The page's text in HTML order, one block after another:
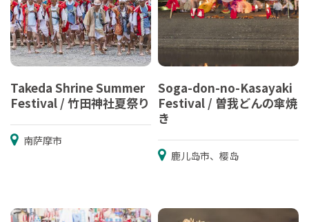
Takeda Shrine Summer
Festival / 竹田神社夏祭り
南萨摩市
Soga-don-no-Kasayaki
Festival / 曽我どんの傘焼
き
鹿儿岛市、樱岛